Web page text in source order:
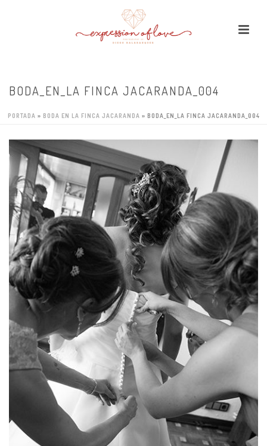
BODA_EN_LA FINCA JACARANDA_004
PORTADA » BODA EN LA FINCA JACARANDA » BODA_EN_LA FINCA JACARANDA_004